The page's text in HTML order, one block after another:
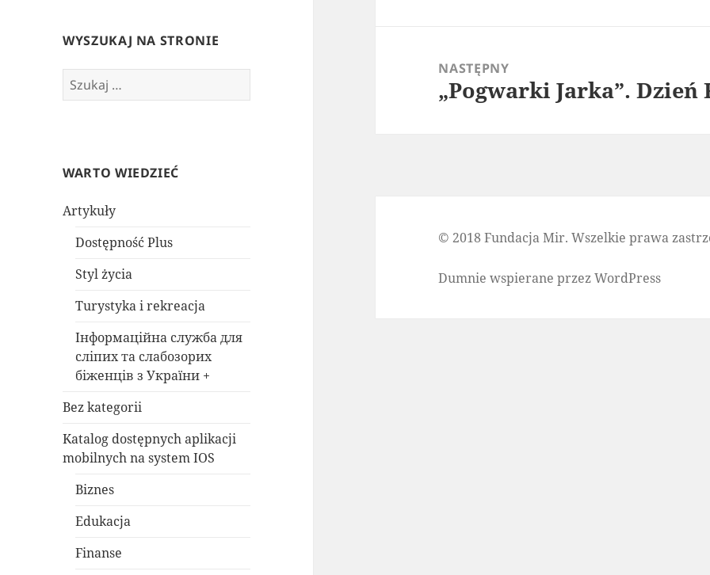
WYSZUKAJ NA STRONIE
Szukaj:
WARTO WIEDZIEĆ
Artykuły
Dostępność Plus
Styl życia
Turystyka i rekreacja
Інформаційна служба для
сліпих та слабозорих
біженців з України +
Bez kategorii
Katalog dostępnych aplikacji
mobilnych na system IOS
Biznes
Edukacja
Finanse
NASTĘPNY
Następny
„Pogwarki Jarka”. Dzień
© 2018 Fundacja Mir. Wszelkie prawa
Dumnie wspierane przez WordPress